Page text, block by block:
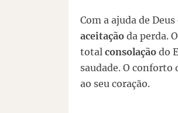
Com a ajuda de
aceitação da perda.
total consolação do
saudade. O conforto
ao seu coração.